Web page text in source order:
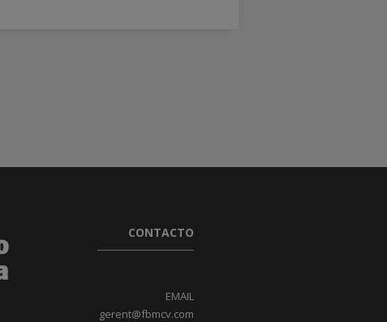
CONTACTO
EMAIL
gerent@fbmcv.com